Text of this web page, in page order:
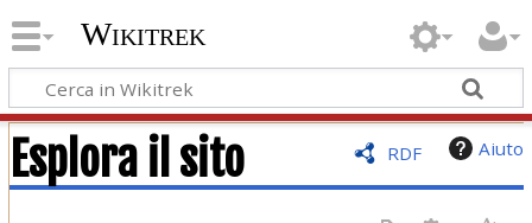
Wikitrek
RDF Aiuto
Esplora il sito